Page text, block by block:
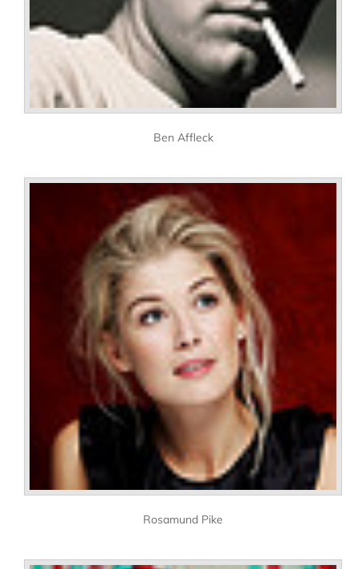
Ben Affleck
Rosamund Pike